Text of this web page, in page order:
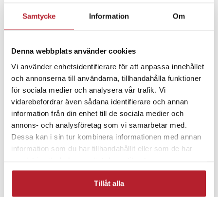
Samtycke Information Om
Denna webbplats använder cookies
Vi använder enhetsidentifierare för att anpassa innehållet
och annonserna till användarna, tillhandahålla funktioner
för sociala medier och analysera vår trafik. Vi
vidarebefordrar även sådana identifierare och annan
information från din enhet till de sociala medier och
annons- och analysföretag som vi samarbetar med.
Dessa kan i sin tur kombinera informationen med annan
information som du har tillhandahållit eller som de har
Tillåt alla
- Mått: 70 x 26 x 33 cm
- Material: Bambu
- Maxbelastning per plan: 10 kg
- Färg: Vit
- Montering: Golvmontering
- Användningsområden: Skohylla, växthylla, badrumshylla,
minibokhylla
Artikelnummer :120260
Hem & Trädgård Inredning & möbler
Skohyllor & Skoställ